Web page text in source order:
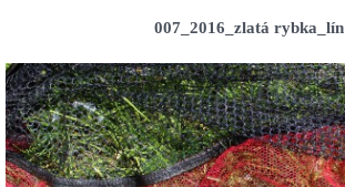
007_2016_zlatá rybka_lín